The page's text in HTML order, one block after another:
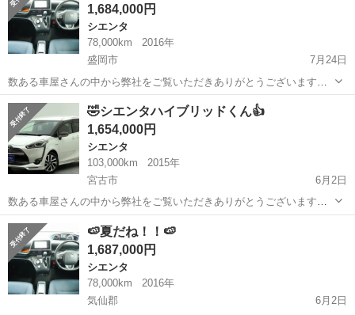
数...
1,684,000円
シエンタ
78,000km
2016年
盛岡市
7月24日
数ある車屋さんの中から弊社をご覧いただきありがとうございます！
オトロン盛岡店と申します✨ 東北3店舗目、オトロン最北端のお店とし
て、2024年4月1日にオープンしました❤️‍🔥 春が過ぎ、夏が待ち遠しい
今...
岩手 盛岡市 シエンタ 車両
🤣シエンタハイブリッドくん👍
1,654,000円
シエンタ
103,000km
2015年
宮古市
6月2日
数ある車屋さんの中から弊社をご覧いただきありがとうございます！
オトロン盛岡店と申します✨ 東北3店舗目、オトロン最北として、
2024年4月1日にオープンしました❤️‍🔥 春が過ぎ、夏が待ち遠しい今日
この頃...
岩手 シエンタ
🍉夏だね！！🍉
1,687,000円
シエンタ
78,000km
2016年
気仙郡
6月2日